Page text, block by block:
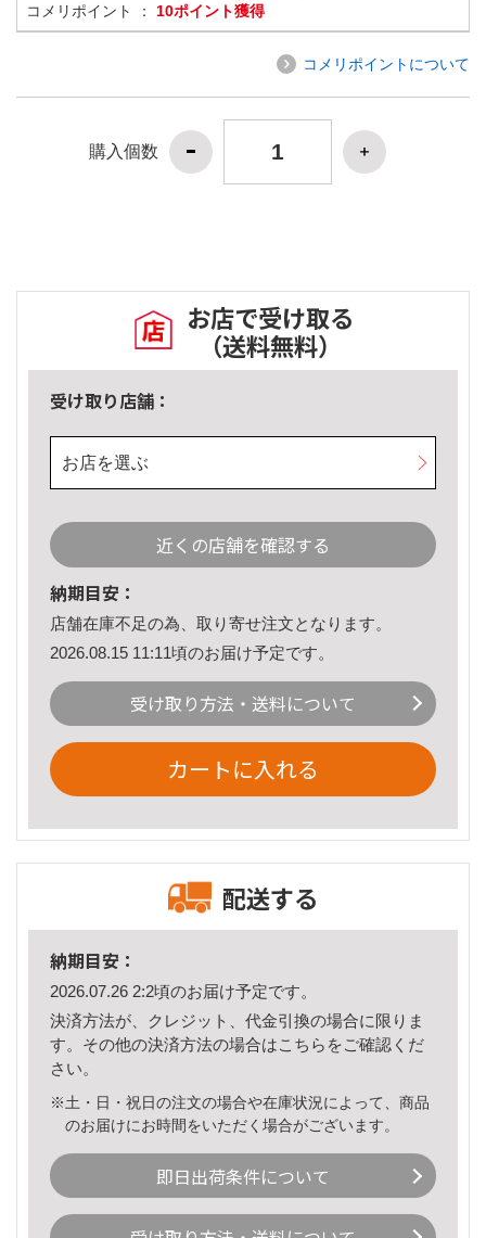
コメリポイント ： 10ポイント獲得
コメリポイントについて
購入個数
お店で受け取る
（送料無料）
受け取り店舗：
お店を選ぶ
近くの店舗を確認する
納期目安：
店舗在庫不足の為、取り寄せ注文となります。
2026.08.15 11:11頃のお届け予定です。
受け取り方法・送料について
カートに入れる
配送する
納期目安：
2026.07.26 2:2頃のお届け予定です。
決済方法が、クレジット、代金引換の場合に限りま
す。その他の決済方法の場合はこちら をご確認くだ
さい。
※土・日・祝日の注文の場合や在庫状況によって、商品
のお届けにお時間をいただく場合がございます。
即日出荷条件について